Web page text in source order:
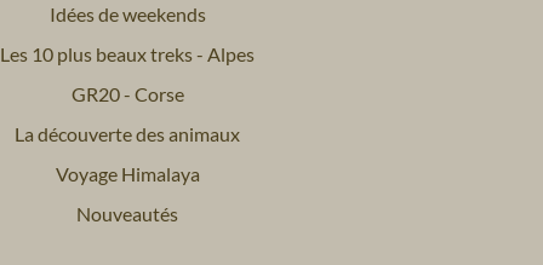
Idées de weekends
Les 10 plus beaux treks - Alpes
GR20 - Corse
La découverte des animaux
Voyage Himalaya
Nouveautés